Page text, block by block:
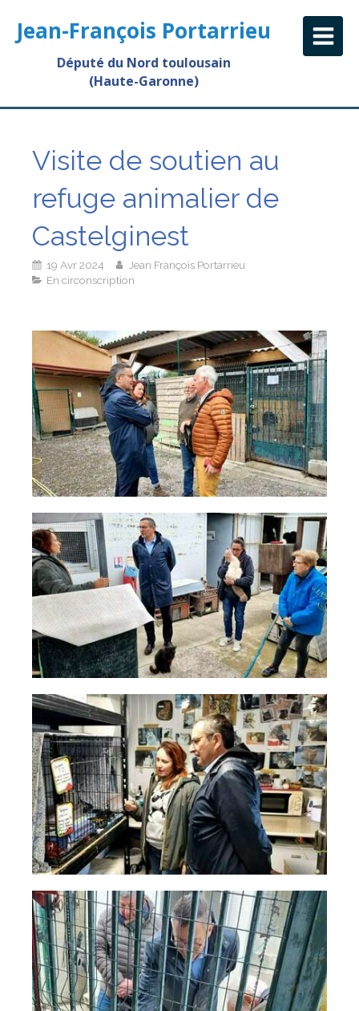
Jean-François Portarrieu
Député du Nord toulousain
(Haute-Garonne)
Visite de soutien au
refuge animalier de
Castelginest
19 Avr 2024
Jean François Portarrieu
En circonscription